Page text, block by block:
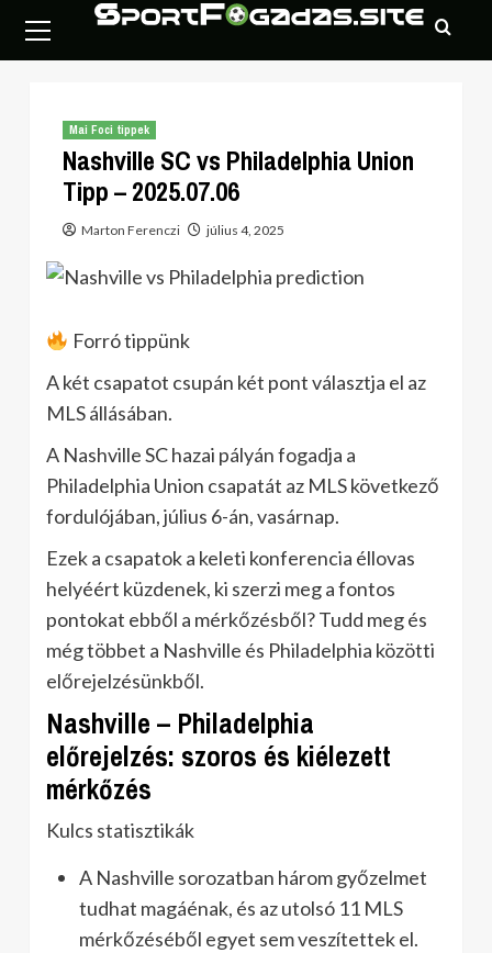
content
Menu
Mai Foci tippek
Nashville SC vs Philadelphia Union
Tipp – 2025.07.06
Marton Ferenczi július 4, 2025
Forró tippünk
A két csapatot csupán két pont választja el az
MLS állásában.
A Nashville SC hazai pályán fogadja a
Philadelphia Union csapatát az MLS következő
fordulójában, július 6-án, vasárnap.
Ezek a csapatok a keleti konferencia éllovas
helyéért küzdenek, ki szerzi meg a fontos
pontokat ebből a mérkőzésből? Tudd meg és
még többet a Nashville és Philadelphia közötti
előrejelzésünkből.
Nashville – Philadelphia
előrejelzés: szoros és kiélezett
mérkőzés
Kulcs statisztikák
A Nashville sorozatban három győzelmet
tudhat magáénak, és az utolsó 11 MLS
mérkőzéséből egyet sem veszítettek el.